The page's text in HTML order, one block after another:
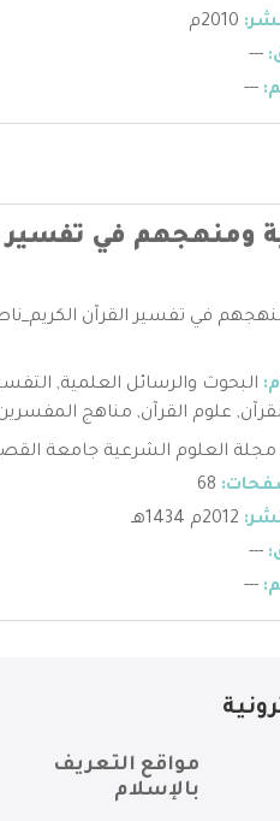
---
---
ومنهجهم في تفسير
في تفسير القرآن
البحوث والرسائل العلمية,
, علوم القرآن, مناهج
مجلة العلوم الشرعية جامعة
---
---
مواقع التعريف
بالإسلام